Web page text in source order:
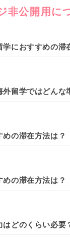
非公開用に
におすすめの滞
留学ではどんな
の滞在方法は？
の滞在方法は？
どのくらい必要